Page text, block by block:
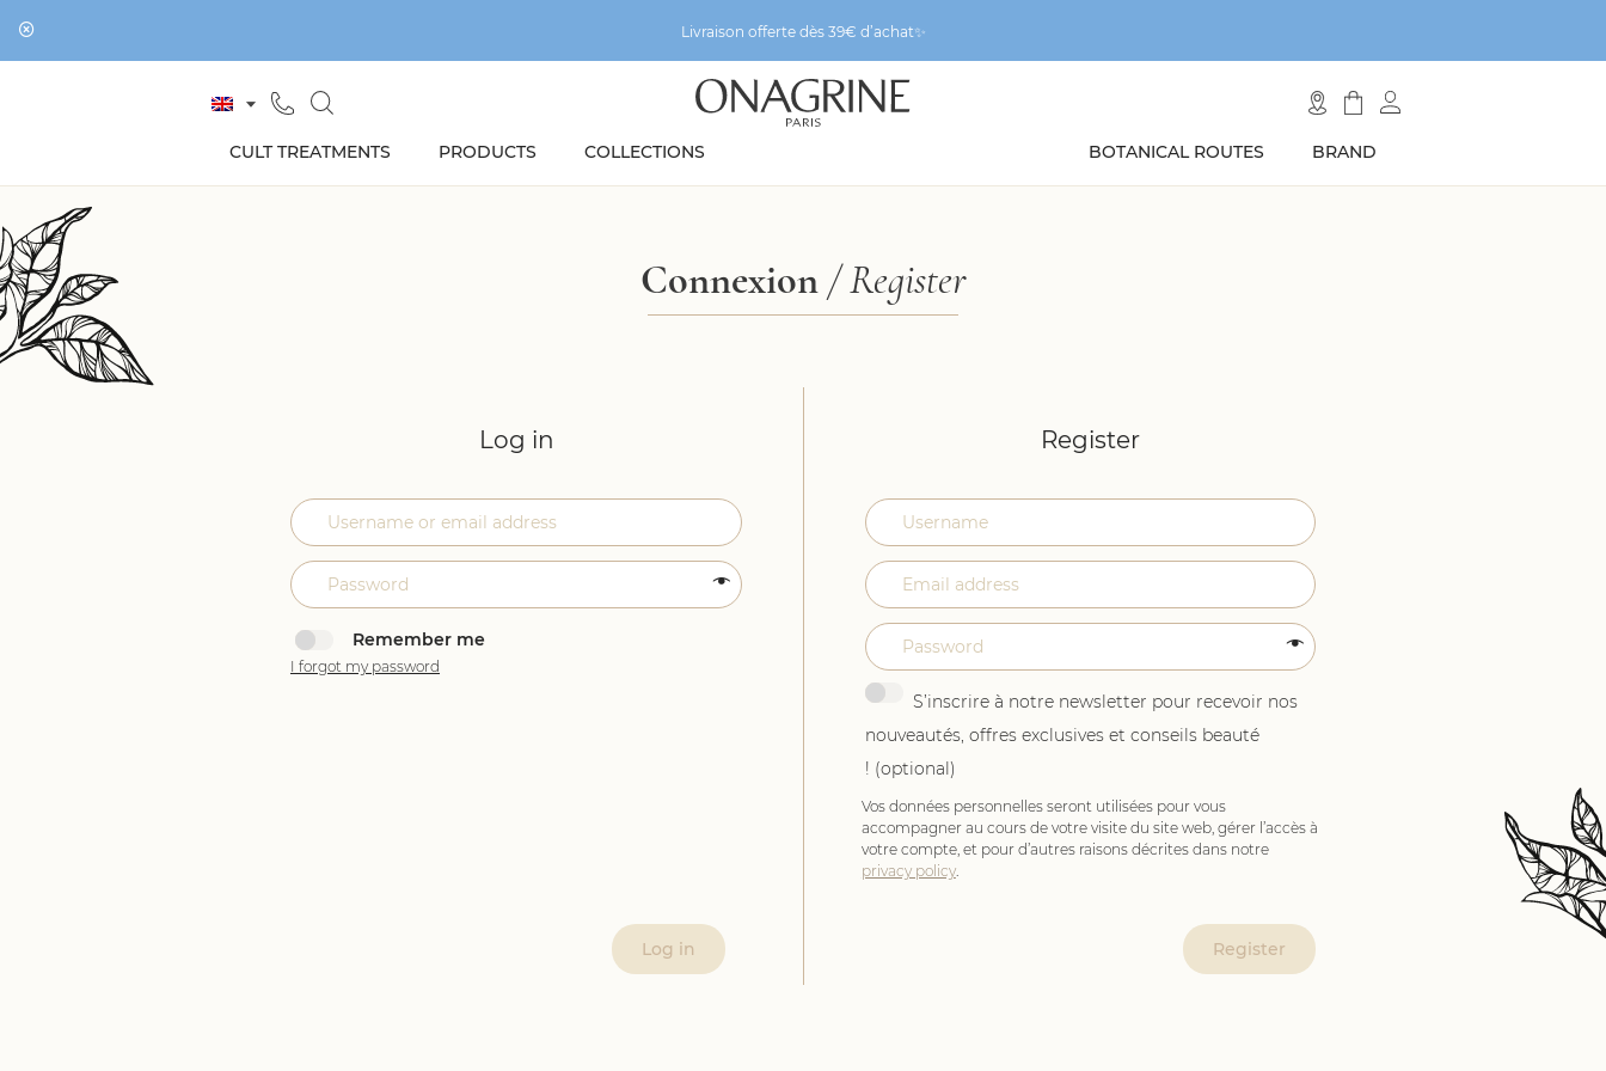
Livraison offerte dès 39€ d’achat✨
CULT TREATMENTS PRODUCTS COLLECTIONS BOTANICAL ROUTES BRAND
Connexion/ Register
Log in
Remember me
I forgot my password
Log in
Register
S’inscrire à notre newsletter pour recevoir nos
nouveautés, offres exclusives et conseils beauté
! (optional)
Vos données personnelles seront utilisées pour vous
accompagner au cours de votre visite du site web, gérer l’accès à
votre compte, et pour d’autres raisons décrites dans notre
privacy policy.
Register